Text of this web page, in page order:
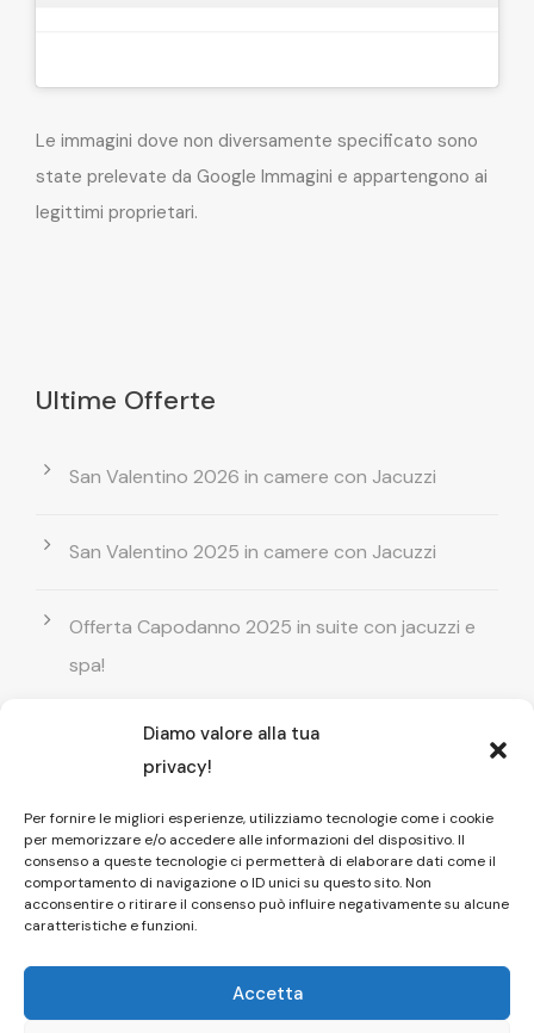
Diamo valore alla tua
privacy!
Per fornire le migliori esperienze, utilizziamo tecnologie come i cookie
per memorizzare e/o accedere alle informazioni del dispositivo. Il
consenso a queste tecnologie ci permetterà di elaborare dati come il
comportamento di navigazione o ID unici su questo sito. Non
acconsentire o ritirare il consenso può influire negativamente su alcune
caratteristiche e funzioni.
Accetta
Le immagini dove non diversamente specificato sono
state prelevate da Google Immagini e appartengono ai
legittimi proprietari.
Ultime Offerte
San Valentino 2026 in camere con Jacuzzi
San Valentino 2025 in camere con Jacuzzi
Offerta Capodanno 2025 in suite con jacuzzi e
spa!
Offerta Natale in camera con vasca
idromassaggio ! Prenota il tuo relax esclusivo
Entrata GRATUITA in Piscina esterna! Il tuo relax
di coppia